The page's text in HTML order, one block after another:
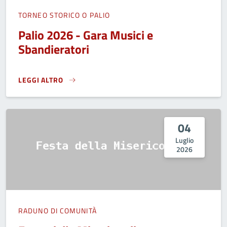
TORNEO STORICO O PALIO
Palio 2026 - Gara Musici e
Sbandieratori
LEGGI ALTRO
PALIO 2026 - GARA MUSICI E SBANDIERATORI}
04
Luglio
2026
RADUNO DI COMUNITÀ